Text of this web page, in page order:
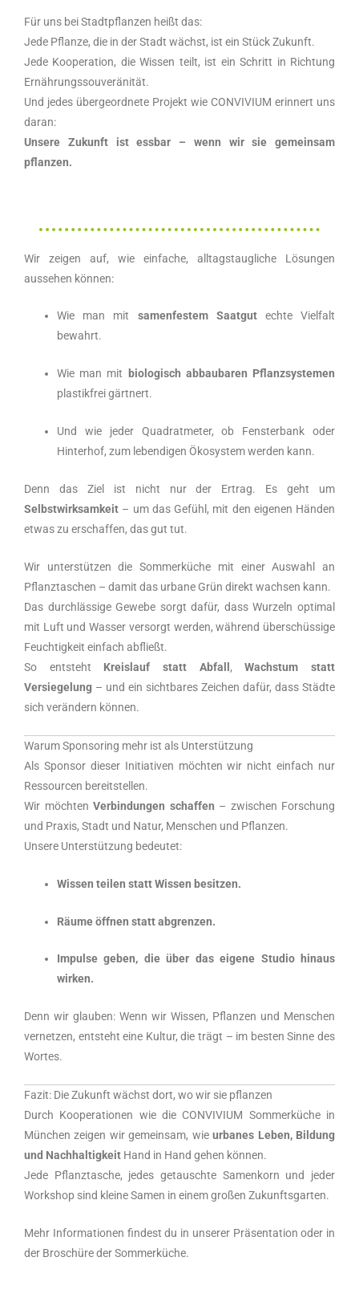
Für uns bei Stadtpflanzen heißt das:
Jede Pflanze, die in der Stadt wächst, ist ein Stück Zukunft.
Jede Kooperation, die Wissen teilt, ist ein Schritt in Richtung
Ernährungssouveränität.
Und jedes übergeordnete Projekt wie CONVIVIUM erinnert uns
daran:
Unsere Zukunft ist essbar – wenn wir sie gemeinsam
pflanzen.
Wir zeigen auf, wie einfache, alltagstaugliche Lösungen
aussehen können:
Wie man mit samenfestem Saatgutechte Vielfalt
bewahrt.
Wie man mit
biologisch abbaubaren Pflanzsystemen
plastikfrei gärtnert.
Und wie jeder Quadratmeter, ob Fensterbank oder
Hinterhof, zum lebendigen Ökosystem werden kann.
Denn das Ziel ist nicht nur der Ertrag. Es geht um
Selbstwirksamkeit – um das Gefühl, mit den eigenen Händen
etwas zu erschaffen, das gut tut.
Wir unterstützen die Sommerküche mit einer Auswahl an
Pflanztaschen – damit das urbane Grün direkt wachsen kann.
Das durchlässige Gewebe sorgt dafür, dass Wurzeln optimal
mit Luft und Wasser versorgt werden, während überschüssige
Feuchtigkeit einfach abfließt.
So entsteht Kreislauf statt Abfall ,Wachstum statt
Versiegelung – und ein sichtbares Zeichen dafür, dass Städte
sich verändern können.
Warum Sponsoring mehr ist als Unterstützung
Als Sponsor dieser Initiativen möchten wir nicht einfach nur
Ressourcen bereitstellen.
Wir möchten Verbindungen schaffen – zwischen Forschung
und Praxis, Stadt und Natur, Menschen und Pflanzen.
Unsere Unterstützung bedeutet:
Wissen teilen statt Wissen besitzen.
Räume öffnen statt abgrenzen.
Impulse geben, die über das eigene Studio hinaus
wirken.
Denn wir glauben: Wenn wir Wissen, Pflanzen und Menschen
vernetzen, entsteht eine Kultur, die trägt – im besten Sinne des
Wortes.
Fazit: Die Zukunft wächst dort, wo wir sie pflanzen
Durch Kooperationen wie die CONVIVIUM Sommerküche in
München zeigen wir gemeinsam, wieurbanes Leben, Bildung
und Nachhaltigkeit Hand in Hand gehen können.
Jede Pflanztasche, jedes getauschte Samenkorn und jeder
Workshop sind kleine Samen in einem großen Zukunftsgarten.
Mehr Informationen findest du in unserer Präsentation oder in
der Broschüre der Sommerküche.